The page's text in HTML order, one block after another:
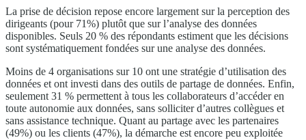
La prise de décision repose encore largement sur la perception des
dirigeants (pour 71%) plutôt que sur l’analyse des données
disponibles. Seuls 20 % des répondants estiment que les décisions
sont systématiquement fondées sur une analyse des données.
Moins de 4 organisations sur 10 ont une stratégie d’utilisation des
données et ont investi dans des outils de partage de données. Enfin,
seulement 31 % permettent à tous les collaborateurs d’accéder en
toute autonomie aux données, sans solliciter d’autres collègues et
sans assistance technique. Quant au partage avec les partenaires
(49%) ou les clients (47%), la démarche est encore peu exploitée